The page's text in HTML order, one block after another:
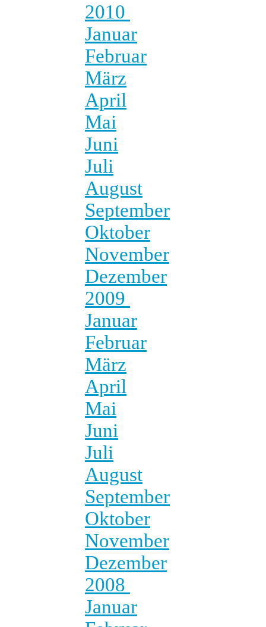
2010
Januar
Februar
März
April
Mai
Juni
Juli
August
September
Oktober
November
Dezember
2009
Januar
Februar
März
April
Mai
Juni
Juli
August
September
Oktober
November
Dezember
2008
Januar